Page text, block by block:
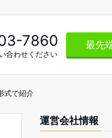
7860
合わせください
最先
式で紹介
運営会社情報